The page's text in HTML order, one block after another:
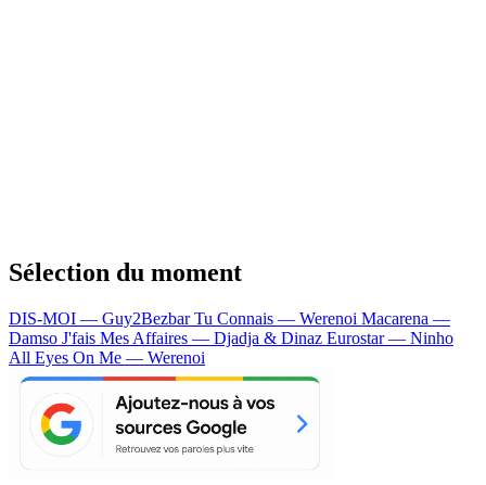
Sélection du moment
DIS-MOI — Guy2BezbarTu Connais — Werenoi Macarena —
Damso J'fais Mes Affaires — Djadja & Dinaz Eurostar — Ninho
All Eyes On Me — Werenoi